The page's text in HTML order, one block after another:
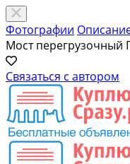
Фотографии
Мост перегрузочный
Связаться с автором